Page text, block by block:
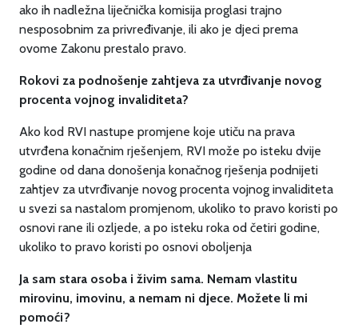
ako ih nadležna liječnička komisija proglasi trajno
nesposobnim za privređivanje, ili ako je djeci prema
ovome Zakonu prestalo pravo.
Rokovi za podnošenje zahtjeva za utvrđivanje novog
procenta vojnog invaliditeta?
Ako kod RVI nastupe promjene koje utiču na prava
utvrđena konačnim rješenjem, RVI može po isteku dvije
godine od dana donošenja konačnog rješenja podnijeti
zahtjev za utvrđivanje novog procenta vojnog invaliditeta
u svezi sa nastalom promjenom, ukoliko to pravo koristi po
osnovi rane ili ozljede, a po isteku roka od četiri godine,
ukoliko to pravo koristi po osnovi oboljenja
Ja sam stara osoba i živim sama. Nemam vlastitu
mirovinu, imovinu, a nemam ni djece. Možete li mi
pomoći?